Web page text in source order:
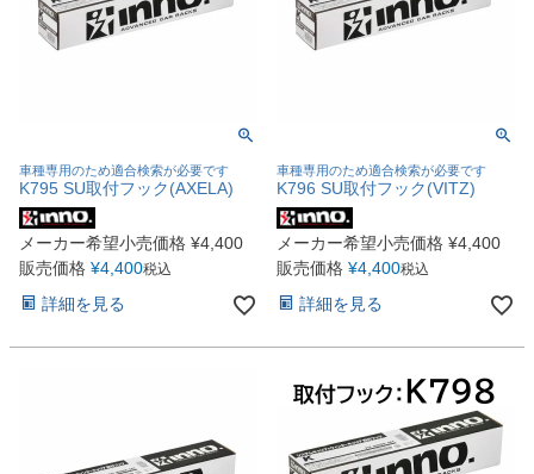
車種専用のため適合検索が必要です
K795 SU取付フック(AXELA)
メーカー希望小売価格 ¥4,400
販売価格 ¥4,400税込
詳細を見る
車種専用のため適合検索が必要です
K796 SU取付フック(VITZ)
メーカー希望小売価格 ¥4,400
販売価格 ¥4,400税込
詳細を見る